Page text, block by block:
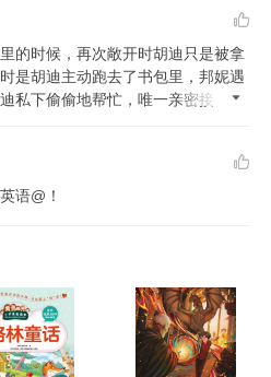
的时候 ， 再次敞开时胡迪只是被拿
是胡迪主动跑去了书包里 ， 邦妮遇
私下偷偷地帮忙， 唯一亲密接
语@！